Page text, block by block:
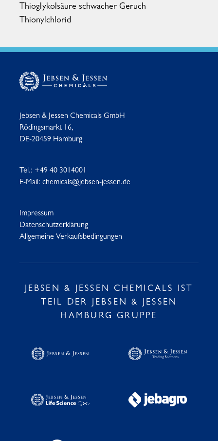
Thioglykolsäure schwacher Geruch
Thionylchlorid
Jebsen & Jessen Chemicals GmbH
Rödingsmarkt 16,
DE-20459 Hamburg
Tel.: +49 40 3014001
E-Mail: chemicals@jebsen-jessen.de
Impressum
Datenschutzerklärung
Allgemeine Verkaufsbedingungen
JEBSEN & JESSEN CHEMICALS IST
TEIL DER JEBSEN & JESSEN
HAMBURG GRUPPE